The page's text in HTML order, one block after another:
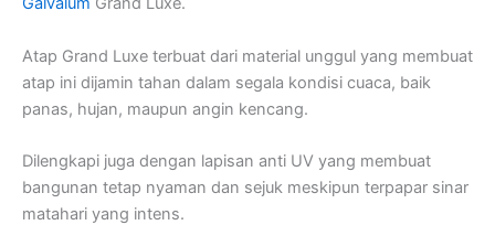
Atap Grand Luxe terbuat dari material unggul yang membuat
atap ini dijamin tahan dalam segala kondisi cuaca, baik
panas, hujan, maupun angin kencang.
Dilengkapi juga dengan lapisan anti UV yang membuat
bangunan tetap nyaman dan sejuk meskipun terpapar sinar
matahari yang intens.